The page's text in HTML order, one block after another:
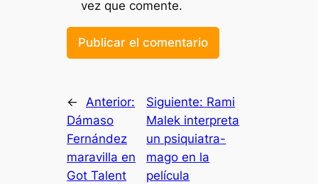
vez que comente.
←
Anterior:
Dámaso
Fernández
maravilla en
Got Talent
Siguiente: Rami
Malek interpreta
un psiquiatra-
mago en la
película